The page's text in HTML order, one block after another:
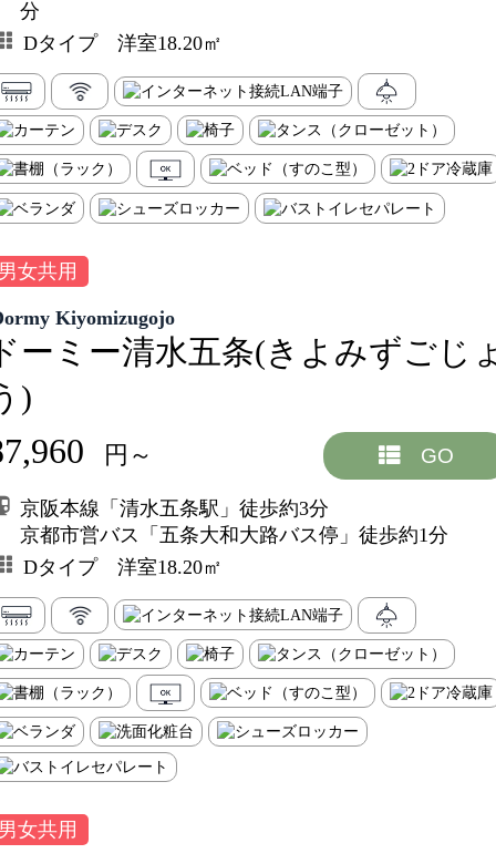
分
Dタイプ 洋室18.20㎡
女共用
Kiyomizugojo
ーミー清水五条(きよみずごじ
)
円～ GO
京阪本線「清水五条駅」徒歩約3分
京都市営バス「五条大和大路バス停」徒歩約1分
Dタイプ 洋室18.20㎡
女共用